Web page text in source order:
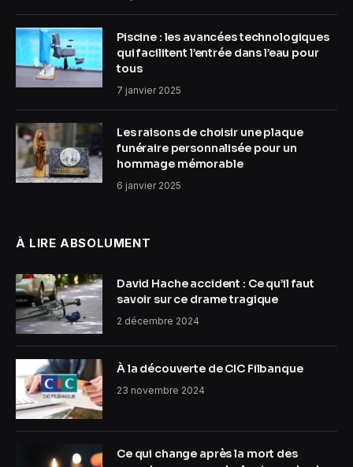
Piscine : les avancées technologiques
qui facilitent l’entrée dans l’eau pour
tous
7 janvier 2025
Les raisons de choisir une plaque
funéraire personnalisée pour un
hommage mémorable
6 janvier 2025
À LIRE ABSOLUMENT
David Hache accident : Ce qu’il faut
savoir sur ce drame tragique
2 décembre 2024
À la découverte de CIC Filbanque
23 novembre 2024
Ce qui change après la mort des